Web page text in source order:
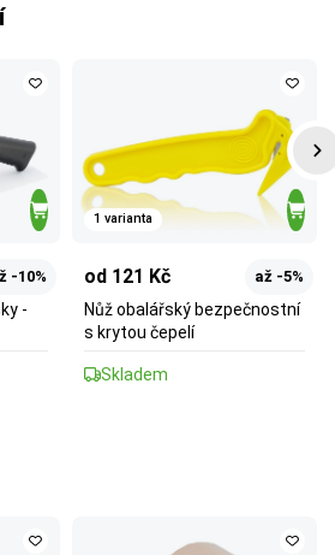
-10%
-
1 varianta
od 121 Kč až -5%
Nůž obalářský bezpečnostní
s krytou čepelí
Skladem